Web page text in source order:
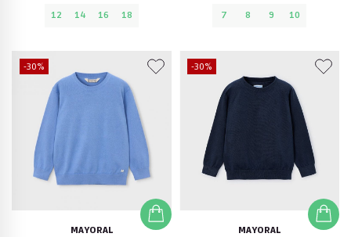
12 14 16 18 7 8 9 10
-30%
MAYORAL
-30%
MAYORAL